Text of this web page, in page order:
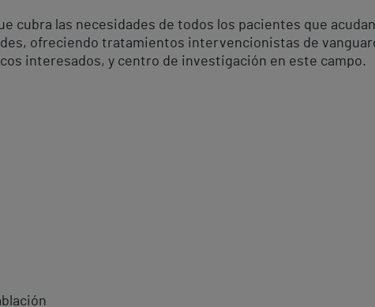
cubra las necesidades de todos los pacientes que
ofreciendo tratamientos intervencionistas de
interesados, y centro de investigación en este campo.